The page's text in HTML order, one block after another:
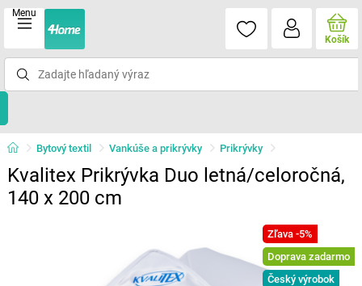
Menu
Košík
Bytový textil Vankúše a prikrývky Prikrývky
Kvalitex Prikrývka Duo letná/celoročná,
140 x 200 cm
Zľava -5%
Doprava zadarmo
Český výrobok